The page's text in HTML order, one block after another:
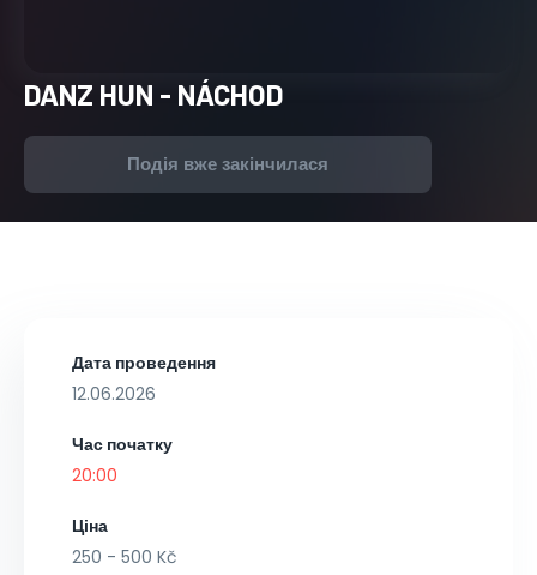
DANZ HUN - NÁCHOD
Подія вже закінчилася
Дата проведення
12.06.2026
Час початку
20:00
Ціна
250 - 500 Kč